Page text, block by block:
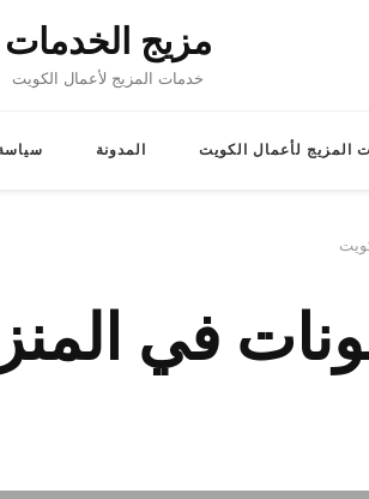
مزيج الخدمات
خدمات المزيج لأعمال الكويت
المزيج لأعمال الكويت المدونة
في